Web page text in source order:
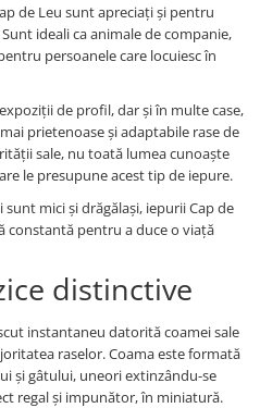
de Leu sunt apreciați și pentru
ideali ca animale de companie,
persoanele care locuiesc în
de profil, dar și în multe case,
prietenoase și adaptabile rase de
sale, nu toată lumea cunoaște
le presupune acest tip de iepure.
mici și drăgălași, iepurii Cap de
constantă pentru a duce o viață
distinctive
instantaneu datorită coamei sale
raselor. Coama este formată
și gâtului, uneori extinzându-se
regal și impunător, în miniatură.